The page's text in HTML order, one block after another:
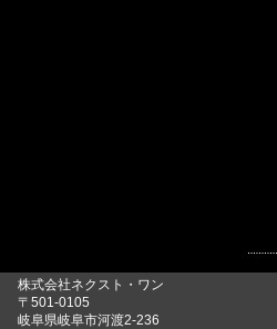
株式会社ネクスト・ワン
〒501-0105
岐阜県岐阜市河渡2-236